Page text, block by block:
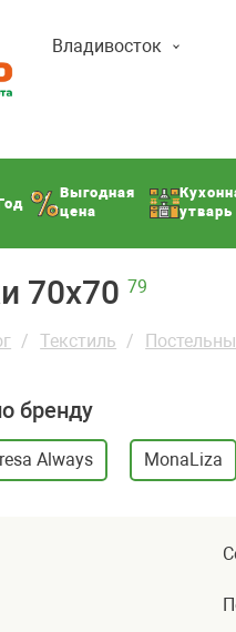
Владивосток
Выгодная
цена
утварь
70х7079
Текстиль
бренду
Always MonaLiza